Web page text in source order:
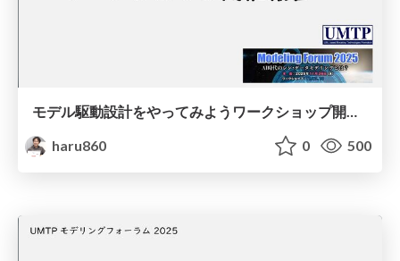
モデル駆動設計をやってみよう ワークショップ開催報告(Modeling Forum2025) / model driven design workshop report
haru860
0 500